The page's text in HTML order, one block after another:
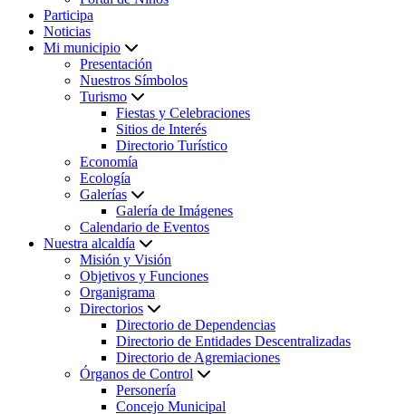
Participa
Noticias
Mi municipio
Presentación
Nuestros Símbolos
Turismo
Fiestas y Celebraciones
Sitios de Interés
Directorio Turístico
Economía
Ecología
Galerías
Galería de Imágenes
Calendario de Eventos
Nuestra alcaldía
Misión y Visión
Objetivos y Funciones
Organigrama
Directorios
Directorio de Dependencias
Directorio de Entidades Descentralizadas
Directorio de Agremiaciones
Órganos de Control
Personería
Concejo Municipal